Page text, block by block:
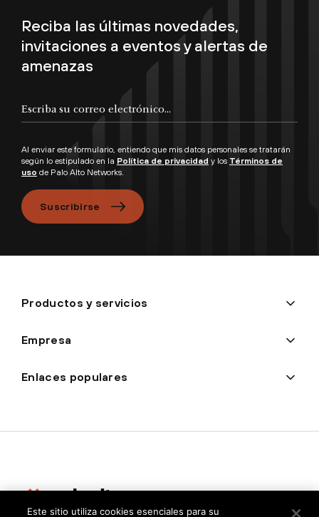
Reciba las últimas novedades,
invitaciones a eventos y alertas de
amenazas
Al enviar este formulario, entiendo que mis datos personales se tratarán
según lo estipulado en la Política de privacidad y los Términos de
uso de Palo Alto Networks.
Suscribirse
Productos y servicios
Empresa
Enlaces populares
Este sitio utiliza cookies esenciales para su